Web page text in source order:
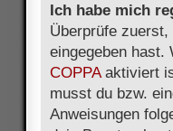
Ich habe mich
Überprüfe
eingegeben hast.
COPPAaktiviert
musst du bzw.
Anweisungen